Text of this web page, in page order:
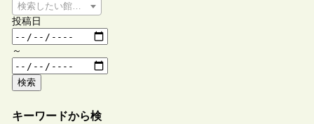
検索したい館種を選択してください
投稿日
～
検索
キーワードから検